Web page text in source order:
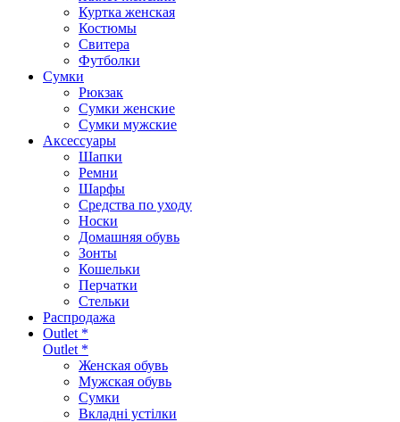
Куртка женская
Костюмы
Свитера
Футболки
Сумки
Рюкзак
Сумки женские
Сумки мужские
Аксеcсуары
Шапки
Ремни
Шарфы
Средства по уходу
Носки
Домашняя обувь
Зонты
Кошельки
Перчатки
Стельки
Распродажа
Outlet *
Outlet *
Женская обувь
Мужская обувь
Сумки
Вкладні устілки